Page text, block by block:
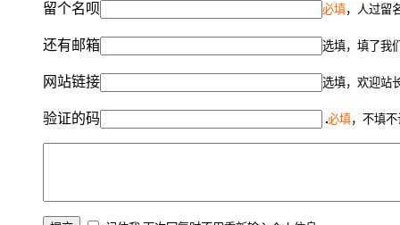
留个名呗 必填，人过留
还有邮箱 选填，填了我
网站链接 选填，欢迎站
验证的码 必填，不填